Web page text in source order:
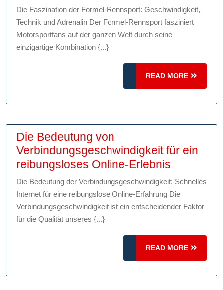
Faszination
des
Formelsports:
Geschwindigkeit,
Die Faszination der Formel-Rennsport: Geschwindigkeit,
Technik und Adrenalin Der Formel-Rennsport fasziniert
Motorsportfans auf der ganzen Welt durch seine
einzigartige Kombination {...}
READ MORE
READ
MORE
Die Bedeutung von
Verbindungsgeschwindigkeit für ein
reibungsloses Online-Erlebnis
von
ein
Online-
Erlebnis
Die Bedeutung der Verbindungsgeschwindigkeit: Schnelles
Internet für eine reibungslose Online-Erfahrung Die
Verbindungsgeschwindigkeit ist ein entscheidender Faktor
für die Qualität unseres {...}
READ MORE
READ
MORE